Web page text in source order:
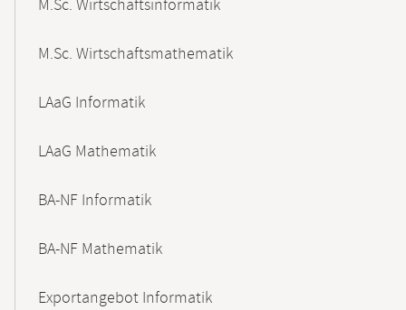
M.Sc. Wirtschaftsinformatik
M.Sc. Wirtschaftsmathematik
LAaG Informatik
LAaG Mathematik
BA-NF Informatik
BA-NF Mathematik
Exportangebot Informatik